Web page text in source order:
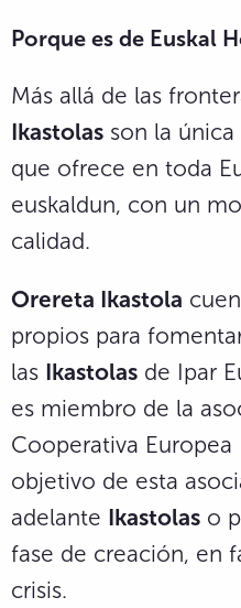
Porque es de Euskal
Más allá de las
Ikastolas son la
que ofrece en toda
euskaldun, con un
calidad.
Orereta Ikastola
propios para
las Ikastolas de Ipar
es miembro de la
Cooperativa Europea
objetivo de esta
adelante Ikastolas o
fase de creación, en
crisis.